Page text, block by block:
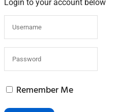
Login to your account below
Remember Me